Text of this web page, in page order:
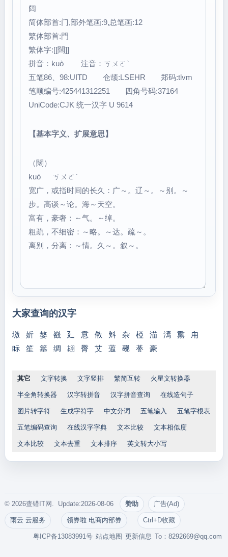
阔
简体部首:门,部外笔画:9,总笔画:12
繁体部首:門
繁体字:[[闊]]
拼音：kuò 注音：ㄎㄨㄛˋ
五笔86、98:UITD 仓颉:LSEHR 郑码:tlvm
笔顺编号:425441312251 四角号码:37164
UniCode:CJK 统一汉字 U 9614
【基本字义、扩展意思】
（闊）
kuò ㄎㄨㄛˋ
宽广，或指时间的长久：广～。辽～。～别。～
步。高谈～论。海～天空。
富有，豪奢：～气。～绰。
粗疏，不细密：～略。～达。疏～。
离别，分离：～情。久～。叙～。
大家查询的汉字
墽 妡 嫯 巀 廴 慐 敒 斞 杂 椏 渵 漹 熏
甪
眎
笙 簊 绸 翃 臀 艾 蕸 觋 諅 豪
其它 文字转换 文字竖排 繁简互转 火星文转换器
半全角转换器 汉字转拼音 汉字拼音查询 在线造句子
图片转字符 生成字符字 中文分词 五笔输入 五笔字根表
五笔编码查询 在线汉字字典 文本比较 文本相似度
文本比较 文本去重 文本排序 英文转大小写
© 2026查错IT网. Update:2026-08-06 赞助 广告(Ad)
雨云 云服务 领券啦 电商内部券 Ctrl+D收藏
To：8292669@qq.com
更新信息
站点地图
粤ICP备13083991号